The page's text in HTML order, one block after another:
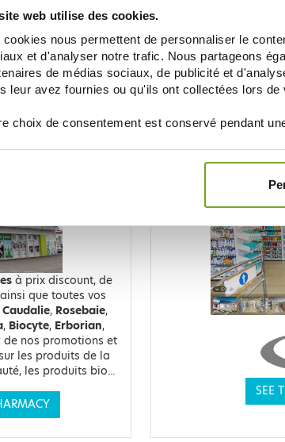
web utilise des cookies.
cookies nous permettent de personnaliser le
et d'analyser notre trafic. Nous partageons
de médias sociaux, de publicité et
leur avez fournies ou qu'ils ont collectées lors
choix de consentement est conservé pendant
Je
BALDY
EN LIGNE
à prix discount, de
que toutes vos
Caudalie, Rosebaie,
, Biocyte, Erborian,
de nos promotions et
les produits de la
les produits bio...
UNE
SEE